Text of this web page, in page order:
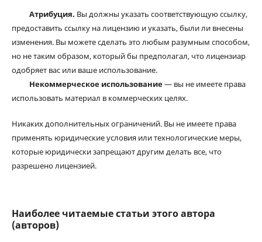
Атрибуция. Вы должны указать соответствующую ссылку,
предоставить ссылку на лицензию и указать, были ли внесены
изменения. Вы можете сделать это любым разумным способом,
но не таким образом, который бы предполагал, что лицензиар
одобряет вас или ваше использование.
Некоммерческое использование— вы не имеете права
использовать материал в коммерческих целях.
Никаких дополнительных ограничений. Вы не имеете права
применять юридические условия или технологические меры,
которые юридически запрещают другим делать все, что
разрешено лицензией.
Наиболее читаемые статьи этого автора
(авторов)